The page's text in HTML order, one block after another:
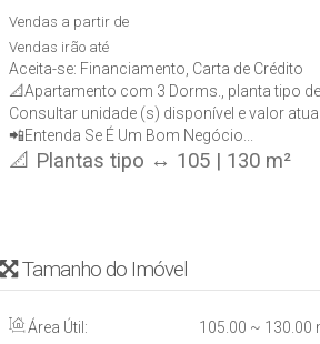
Vendas a partir de
Vendas irão até
Aceita-se: Financiamento, Carta de Crédito
📐Apartamento com 3 Dorms., planta tipo
Consultar unidade (s) disponível e valor
📲Entenda Se É Um Bom Negócio...
📐 Plantas tipo ↔ 105 | 130 m²
Tamanho do Imóvel
Área Útil: 105.00 ~ 130.00